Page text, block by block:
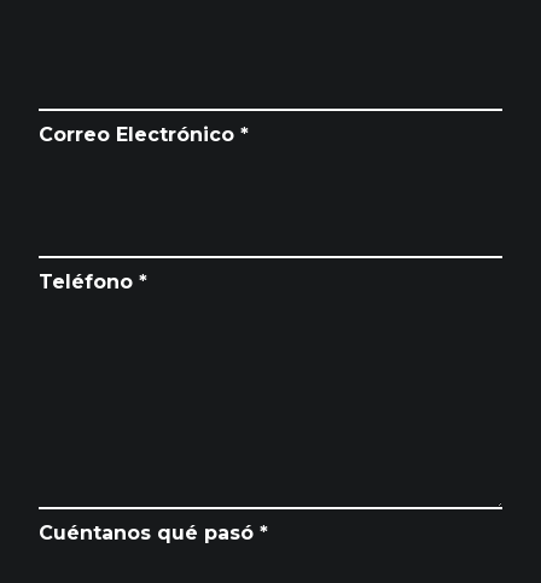
Correo Electrónico *
Teléfono *
Cuéntanos qué pasó *